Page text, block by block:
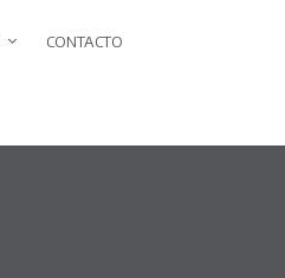
CONTACTO